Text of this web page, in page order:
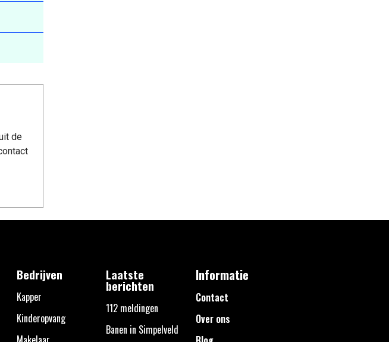
de
Bedrijven
Kapper
Kinderopvang
Laatste
berichten
112 meldingen
Banen in Simpelveld
Informatie
Contact
Over ons